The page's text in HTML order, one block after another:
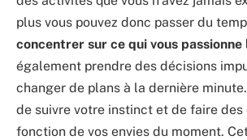
plus vous pouvez donc passer du
concentrer sur ce qui vous passionne
également prendre des décisions
changer de plans à la dernière minute.
de suivre votre instinct et de faire des
fonction de vos envies du moment.